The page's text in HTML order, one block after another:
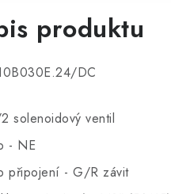
produktu
DC
solenoidový ventil
- NE
připojení - G/R závit